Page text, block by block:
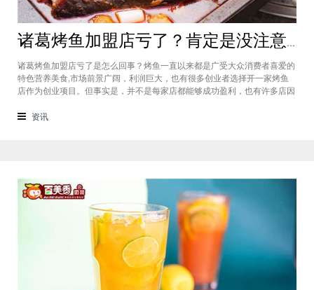
诸葛烤鱼加盟店亏了？肯定是没注意做好这几件事
诸葛烤鱼加盟店亏了是怎么回事？烤鱼一直以来都是广受大众消费者喜爱的
特色营养美食,市场前景广阔，利润巨大，也有很多创业者选择开一家烤鱼
店作为创业项目。但事实是，并不是每家店都能够成功盈利，也有许多店因
好。诸葛烤鱼加盟总部根据多年经验，总结了以下几个原因。没有事先做好
资讯